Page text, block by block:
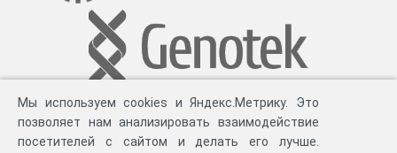
Мы используем cookies и Яндекс.Метрику. Это
позволяет нам анализировать взаимодействие
посетителей с сайтом и делать его лучше.